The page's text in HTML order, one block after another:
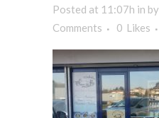
Posted at 11:07h in by
Comments
0 Likes